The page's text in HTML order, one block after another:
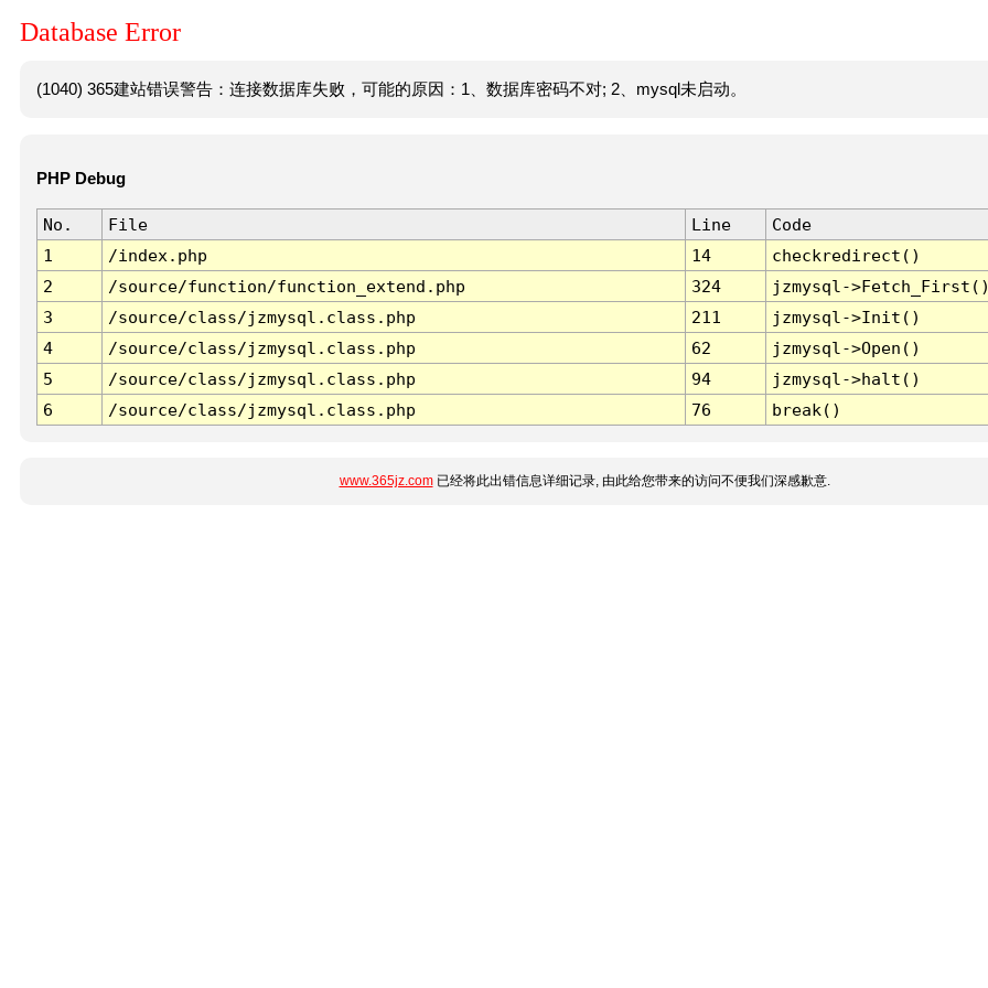
Database Error
(1040) 365建站错误警告：连接数据库失败，可能的原因：1、数据库密码不对; 2、mysql未启动。
PHP Debug
No. File Line
Code
1
/index.php 14
checkredirect()
2
/source/function/function_extend.php 324
jzmysql-
3
/source/class/jzmysql.class.php 211
jzmysql->Init()
4
/source/class/jzmysql.class.php 62
jzmysql->Open()
5
/source/class/jzmysql.class.php 94
jzmysql->halt()
6
/source/class/jzmysql.class.php 76 break()
www.365jz.com已经将此出错信息详细记录, 由此给您带来的访问不便我们深感歉意.